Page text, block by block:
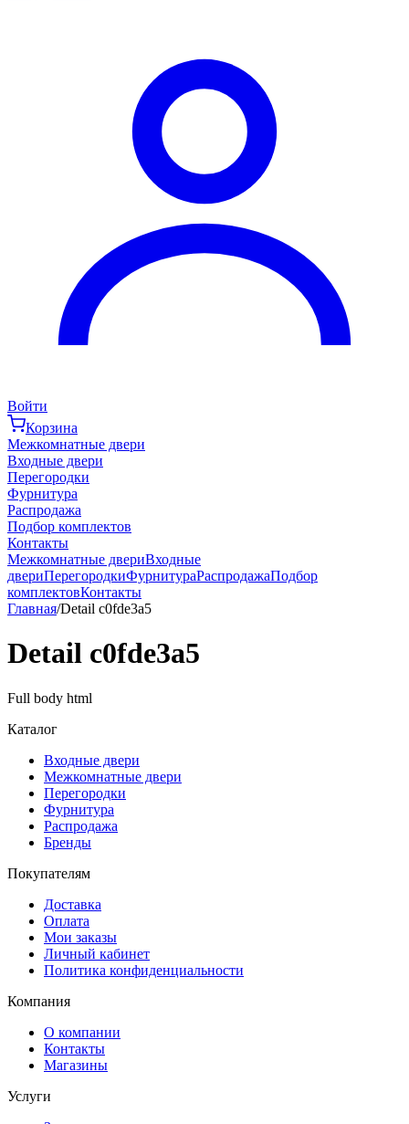
Войти
Корзина
Межкомнатные двери
Входные двери
Перегородки
Фурнитура
Распродажа
Подбор комплектов
Контакты
Межкомнатные двериВходные
двериПерегородкиФурнитураРаспродажаПодбор
комплектовКонтакты
Главная/Detail c0fde3a5
Detail c0fde3a5
Full body html
Каталог
Входные двери
Межкомнатные двери
Перегородки
Фурнитура
Распродажа
Бренды
Покупателям
Доставка
Оплата
Мои заказы
Личный кабинет
Политика конфиденциальности
Компания
О компании
Контакты
Магазины
Услуги